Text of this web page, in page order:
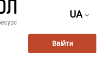
UA
Ввійти